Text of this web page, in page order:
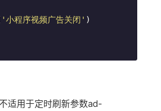
'小程序视频广告关闭' )
适用于定时刷新参数ad-